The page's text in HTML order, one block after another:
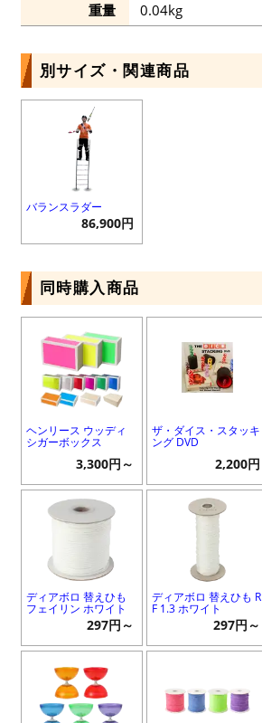
重量
0.04kg
別サイズ・関連商品
バランスラダー
86,900円
同時購入商品
ヘンリース ウッディ
シガーボックス
3,300円～
ザ・ダイス・スタッキ
ング DVD
2,200円
ディアボロ 替えひも
フェイリン ホワイト
297円～
ディアボロ 替えひも R
F 1.3 ホワイト
297円～